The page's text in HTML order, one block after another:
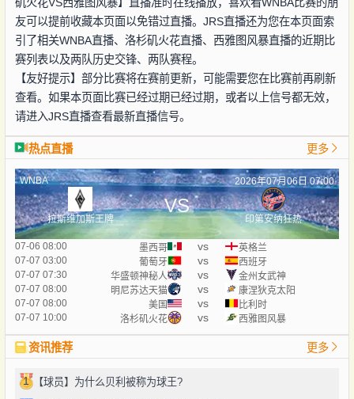
友可以提前收藏本页面以免错过直播。JRS直播还为您在本页面索
引了相关WNBA直播、洛杉矶火花直播、西雅图风暴直播的近期比
赛列表以及两队历史交锋、两队赛程。
【友好提示】部分比赛将在赛前更新，可能需要您在比赛前再刷新
查看。如果本页面比赛已经过期已经过期，或者以上信号都无效，
请进入JRS直播查看最新直播信号。
热点直播 更多
WNBA 2026年07月06日 07:00
拉斯维加斯王牌
VS
印第安纳狂热
07-06 08:00 墨西哥 vs
英格兰
07-07 03:00
葡萄牙 vs
西班牙
07-07 07:30
华盛顿神秘人 vs
金州女武神
07-07 08:00
明尼苏达天猫 vs
康涅狄克太阳
07-07 08:00
美国 vs
比利时
07-07 10:00
洛杉矶火花 vs 西雅图风暴
资讯推荐 更多
1 【球员】为什么贝利被称为球王?